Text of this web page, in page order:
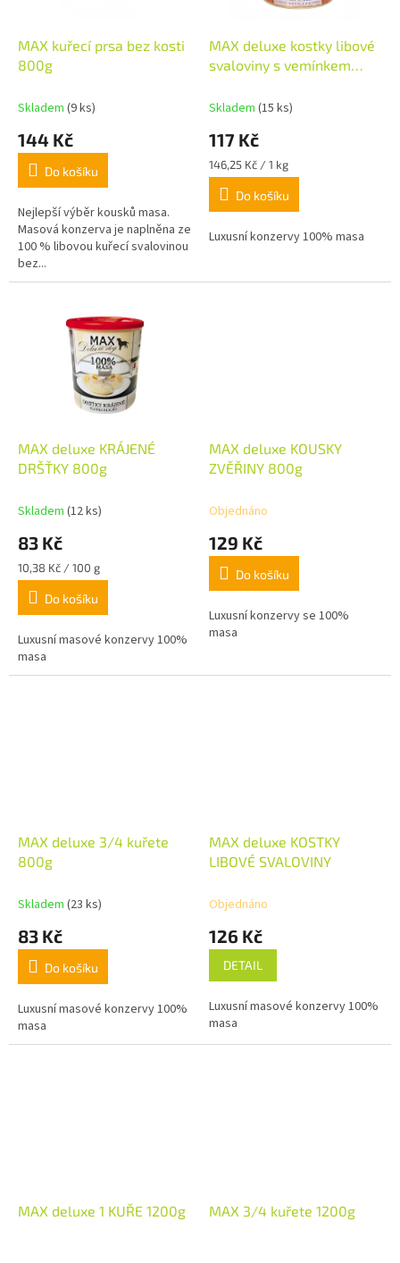
MAX kuřecí prsa bez kosti
800g
Skladem (9 ks)
144 Kč
Do košíku
Nejlepší výběr kousků masa.
Masová konzerva je naplněna ze
100 % libovou kuřecí svalovinou
bez...
MAX deluxe kostky libové
svaloviny s vemínkem
Skladem (15 ks)
117 Kč
Měrná
cena:
146,25 Kč / 1 kg
Do košíku
Luxusní konzervy 100% masa
MAX deluxe KRÁJENÉ
DRŠŤKY 800g
Skladem (12 ks)
83 Kč
Měrná
cena:
10,38 Kč / 100 g
Do košíku
Luxusní masové konzervy 100%
masa
MAX deluxe KOUSKY
ZVĚŘINY 800g
Objednáno
129 Kč
Do košíku
Luxusní konzervy se 100%
masa
MAX deluxe 3/4 kuřete
800g
Skladem (23 ks)
83 Kč
Do košíku
Luxusní masové konzervy 100%
masa
MAX deluxe KOSTKY
LIBOVÉ SVALOVINY
Objednáno
126 Kč
DETAIL
Luxusní masové konzervy 100%
masa
MAX deluxe 1 KUŘE 1200g MAX 3/4 kuřete 1200g